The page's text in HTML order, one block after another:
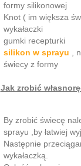
formy silikonowej
Knot ( im większa
wykałaczki
gumki recepturki
silikon w sprayu ,
świecy z formy
Jak zrobić
By zrobić świecę
sprayu ,by łatwiej
Następnie
wykałaczką.